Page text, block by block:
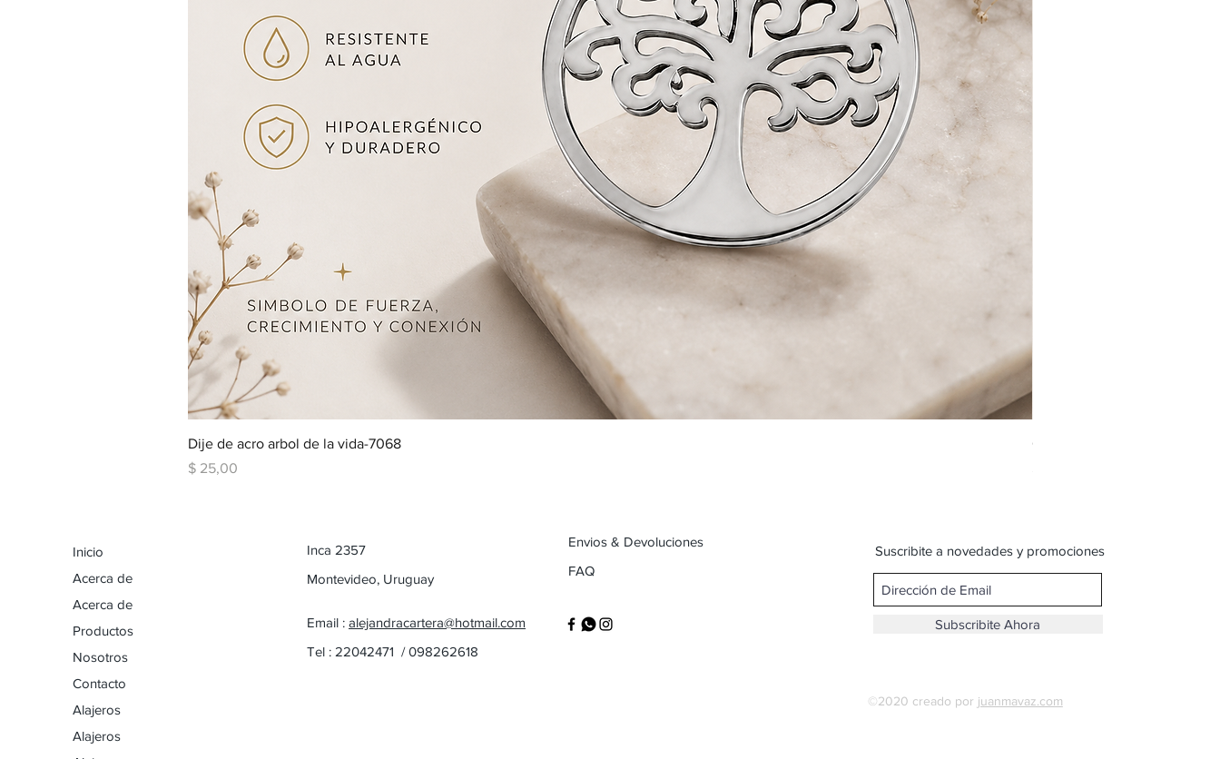
Dije de acro arbol de la vida-7068
Precio
$ 25,00
Cadena de acero con dije de
Inicio
Acerca de
Acerca de
Productos
Nosotros
Contacto
Alajeros
Alajeros
Inca 2357
Montevideo, Uruguay
Email : alejandracartera@hotmail.com
Tel : 22042471 / 098262618
Envios & Devoluciones
FAQ
Suscribite a novedades y promociones
Subscribite Ahora
©2020 creado por juanmavaz.com